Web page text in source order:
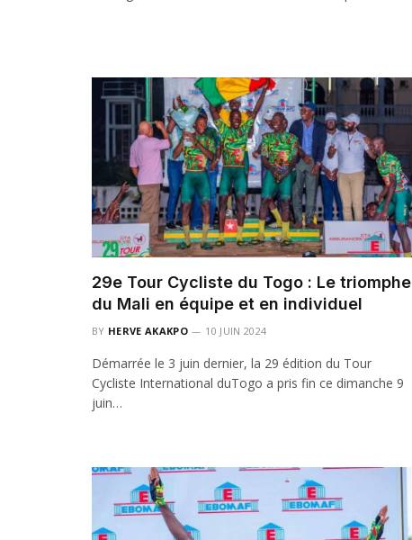
29e Tour Cycliste du Togo : Le triomphe
du Mali en équipe et en individuel
BY HERVE AKAKPO 10 JUIN 2024
Démarrée le 3 juin dernier, la 29 édition du Tour
Cycliste International duTogo a pris fin ce dimanche 9
juin…